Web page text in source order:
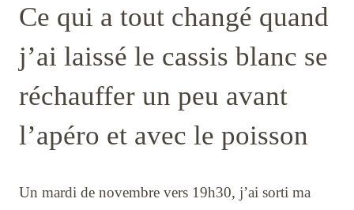
Ce qui a tout changé quand
j’ai laissé le cassis blanc se
réchauffer un peu avant
l’apéro et avec le poisson
Un mardi de novembre vers 19h30, j’ai sorti ma